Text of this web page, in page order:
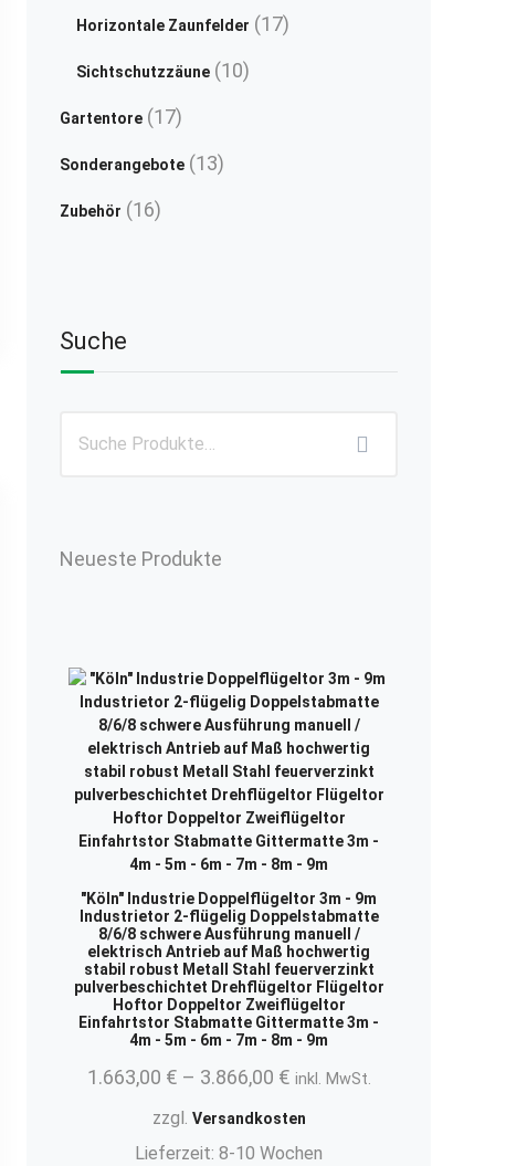
Horizontale Zaunfelder 1717
Sichtschutzzäune 1010
Gartentore 1717
Sonderangebote 1313
Zubehör 1616
Suche
Neueste Produkte
"Köln" Industrie Doppelflügeltor 3m - 9m
Industrietor 2-flügelig Doppelstabmatte
8/6/8 schwere Ausführung manuell /
elektrisch Antrieb auf Maß hochwertig
stabil robust Metall Stahl feuerverzinkt
pulverbeschichtet Drehflügeltor Flügeltor
Hoftor Doppeltor Zweiflügeltor
Einfahrtstor Stabmatte Gittermatte 3m -
4m - 5m - 6m - 7m - 8m - 9m
1.663,00 € – 3.866,00 € inkl. MwSt.
zzgl. Versandkosten
Lieferzeit: 8-10 Wochen